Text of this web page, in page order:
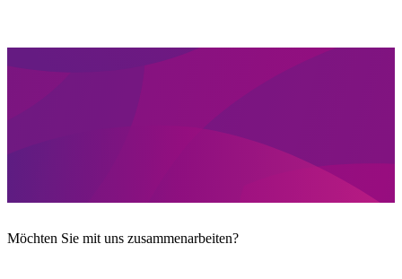
Möchten Sie mit uns zusammenarbeiten?